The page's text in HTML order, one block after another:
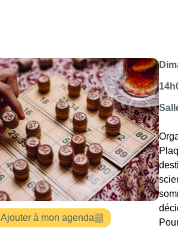
Ajouter à mon agenda